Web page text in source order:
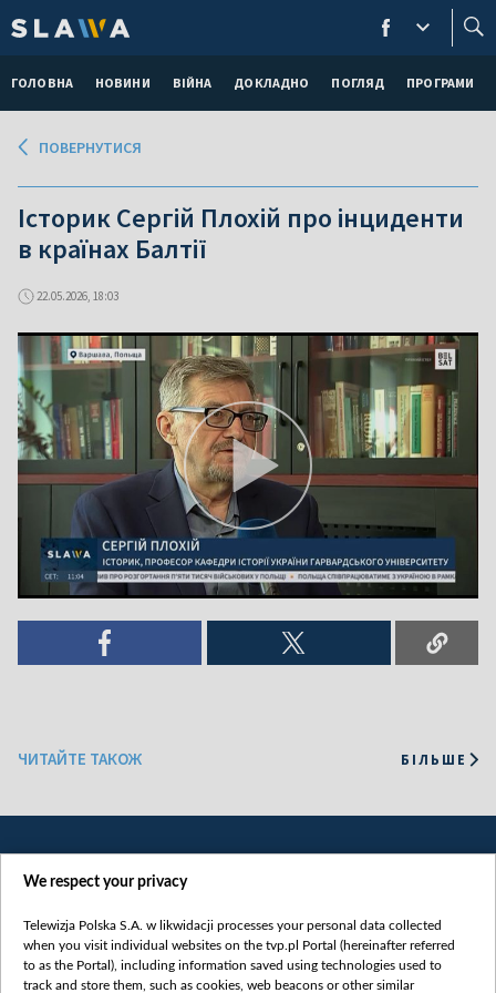
ГОЛОВНА НОВИНИ ВІЙНА ДОКЛАДНО ПОГЛЯД ПРОГРАМИ
ПОВЕРНУТИСЯ
Історик Сергій Плохій про інциденти
в країнах Балтії
22.05.2026, 18:03
ЧИТАЙТЕ ТАКОЖ БІЛЬШЕ
Категорії
We respect your privacy
Telewizja Polska S.A. w likwidacji processes your personal data collected
when you visit individual websites on the tvp.pl Portal (hereinafter referred
to as the Portal), including information saved using technologies used to
track and store them, such as cookies, web beacons or other similar